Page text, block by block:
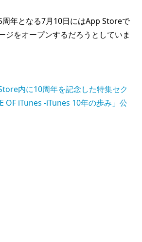
周年となる7月10日にはApp Storeで
ジをオープンするだろうとしていま
内に10周年を記念した特集セク
OF iTunes -iTunes 10年の歩み」公